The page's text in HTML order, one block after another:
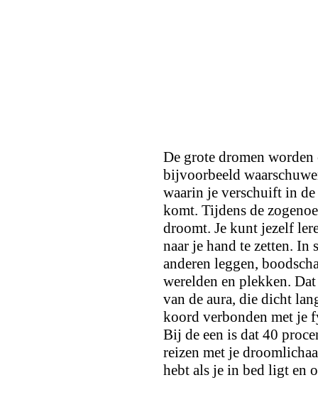
De grote dromen
bijvoorbeeld
waarin je verschuift in de
komt. Tijdens de
droomt. Je kunt jezelf
naar je hand te zetten.
anderen leggen,
werelden en plekken.
van de aura, die dicht
koord verbonden met je
Bij de een is dat 40
reizen met je
hebt als je in bed ligt en